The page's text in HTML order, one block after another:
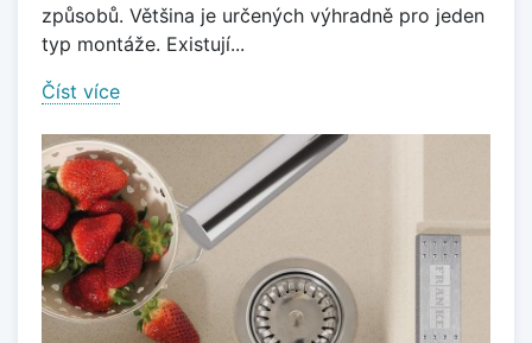
způsobů. Většina je určených výhradně pro jeden
typ montáže. Existují...
Číst více